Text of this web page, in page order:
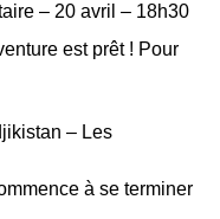
– 20 avril – 18h30
est prêt ! Pour
– Les
à se terminer